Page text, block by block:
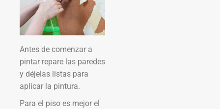
Antes de comenzar a
pintar repare las paredes
y déjelas listas para
aplicar la pintura.
Para el piso es mejor el